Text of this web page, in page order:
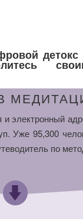
и электронный
Уже 95,300
по